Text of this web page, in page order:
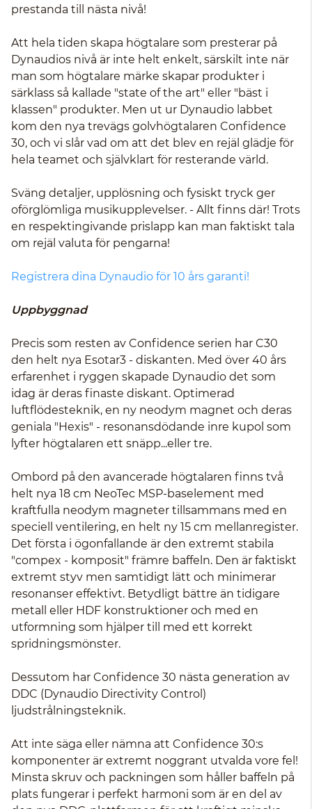
prestanda till nästa nivå!
Att hela tiden skapa högtalare som presterar på
Dynaudios nivå är inte helt enkelt, särskilt inte när
man som högtalare märke skapar produkter i
särklass så kallade "state of the art" eller "bäst i
klassen" produkter. Men ut ur Dynaudio labbet
kom den nya trevägs golvhögtalaren Confidence
30, och vi slår vad om att det blev en rejäl glädje för
hela teamet och självklart för resterande värld.
Sväng detaljer, upplösning och fysiskt tryck ger
oförglömliga musikupplevelser. - Allt finns där! Trots
en respektingivande prislapp kan man faktiskt tala
om rejäl valuta för pengarna!
Registrera dina Dynaudio för 10 års garanti!
Uppbyggnad
Precis som resten av Confidence serien har C30
den helt nya Esotar3 - diskanten. Med över 40 års
erfarenhet i ryggen skapade Dynaudio det som
idag är deras finaste diskant. Optimerad
luftflödesteknik, en ny neodym magnet och deras
geniala "Hexis" - resonansdödande inre kupol som
lyfter högtalaren ett snäpp...eller tre.
Ombord på den avancerade högtalaren finns två
helt nya 18 cm NeoTec MSP-baselement med
kraftfulla neodym magneter tillsammans med en
speciell ventilering, en helt ny 15 cm mellanregister.
Det första i ögonfallande är den extremt stabila
"compex - komposit" främre baffeln. Den är faktiskt
extremt styv men samtidigt lätt och minimerar
resonanser effektivt. Betydligt bättre än tidigare
metall eller HDF konstruktioner och med en
utformning som hjälper till med ett korrekt
spridningsmönster.
Dessutom har Confidence 30 nästa generation av
DDC (Dynaudio Directivity Control)
ljudstrålningsteknik.
Att inte säga eller nämna att Confidence 30:s
komponenter är extremt noggrant utvalda vore fel!
Minsta skruv och packningen som håller baffeln på
plats fungerar i perfekt harmoni som är en del av